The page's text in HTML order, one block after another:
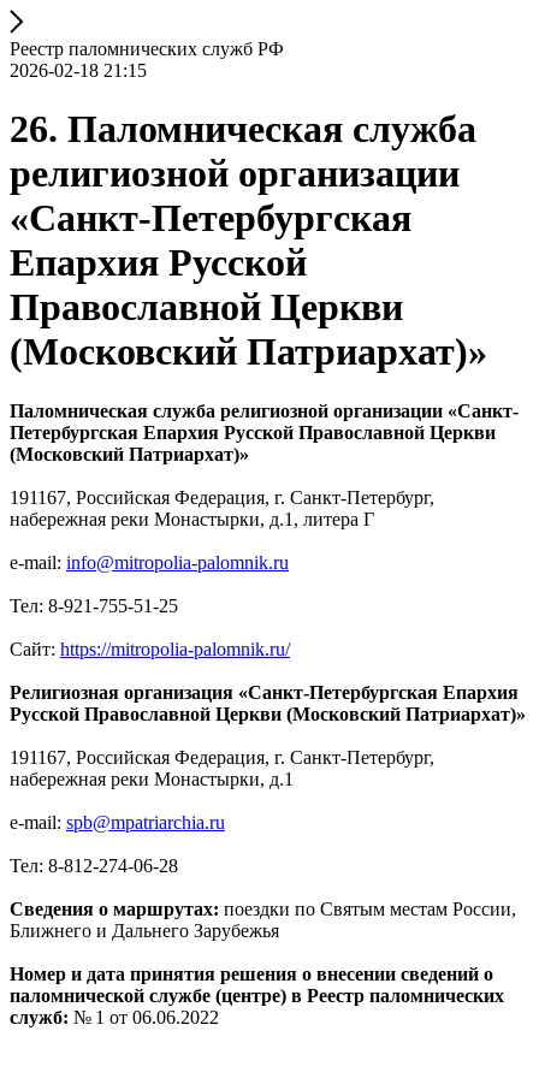
Реестр паломнических служб РФ
2026-02-18 21:15
26. Паломническая служба
религиозной организации
«Санкт-Петербургская
Епархия Русской
Православной Церкви
(Московский Патриархат)»
Паломническая служба религиозной организации «Санкт-
Петербургская Епархия Русской Православной Церкви
(Московский Патриархат)»
191167, Российская Федерация, г. Санкт-Петербург,
набережная реки Монастырки, д.1, литера Г
e-mail: info@mitropolia-palomnik.ru
Тел: 8-921-755-51-25
Сайт: https://mitropolia-palomnik.ru/
Религиозная организация «Санкт-Петербургская Епархия
Русской Православной Церкви (Московский Патриархат)»
191167, Российская Федерация, г. Санкт-Петербург,
набережная реки Монастырки, д.1
e-mail: spb@mpatriarchia.ru
Тел: 8-812-274-06-28
Сведения о маршрутах: поездки по Святым местам России,
Ближнего и Дальнего Зарубежья
Номер и дата принятия решения о внесении сведений о
паломнической службе (центре) в Реестр паломнических
служб: № 1 от 06.06.2022